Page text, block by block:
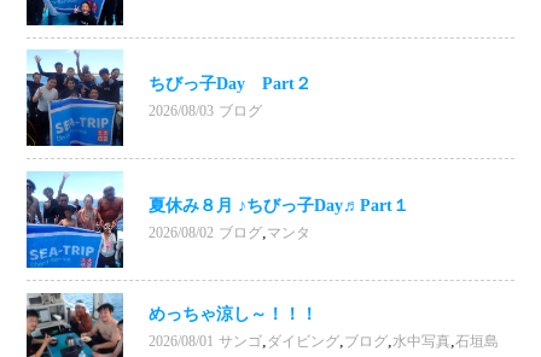
ちびっ子Day Part２
2026/08/03 ブログ
夏休み８月 ♪ちびっ子Day♬Part１
2026/08/02 ブログ, マンタ
めっちゃ涼し～！！！
2026/08/01 サンゴ, ダイビング, ブログ, 水中写真 石垣島